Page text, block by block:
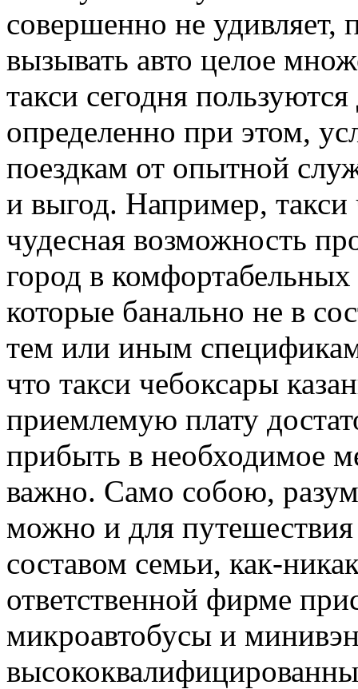
совершенно не удивляет,
вызывать авто целое
такси сегодня
определенно при этом,
поездкам от опытной
и выгод. Например, такси
чудесная возможность
город в
которые банально не в
тем или иным
что такси чебоксары
приемлемую плату
прибыть в необходимое
важно. Само собою,
можно и для
составом семьи, как-
ответственной фирме
микроавтобусы и